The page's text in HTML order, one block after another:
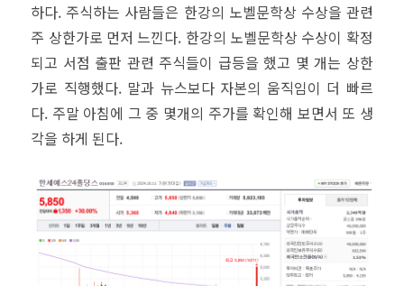
하다. 주식하는 사람들은 한강의 노벨문학상 수상을 관련
주 상한가로 먼저 느낀다. 한강의 노벨문학상 수상이 확정
되고 서점 출판 관련 주식들이 급등을 했고 몇 개는 상한
가로 직행했다. 말과 뉴스보다 자본의 움직임이 더 빠르
다. 주말 아침에 그 중 몇개의 주가를 확인해 보면서 또 생
각을 하게 된다.